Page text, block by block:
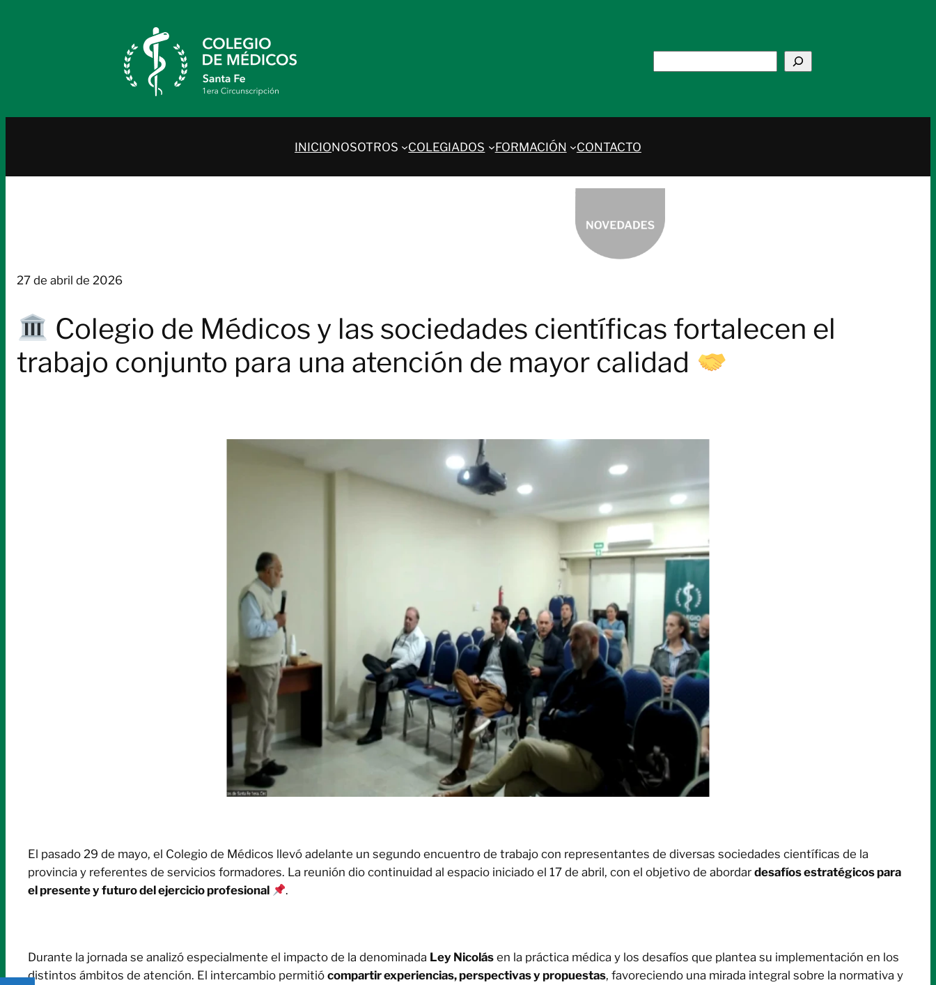
INICIONOSOTROS COLEGIADOS FORMACIÓN CONTACTO
27 de abril de 2026
Colegio de Médicos y las sociedades científicas fortalecen el
trabajo conjunto para una atención de mayor calidad
El pasado 29 de mayo, el Colegio de Médicos llevó adelante un segundo encuentro de trabajo con representantes de diversas sociedades científicas de la
provincia y referentes de servicios formadores. La reunión dio continuidad al espacio iniciado el 17 de abril, con el objetivo de abordar desafíos estratégicos para
el presente y futuro del ejercicio profesional
.
Durante la jornada se analizó especialmente el impacto de la denominada Ley Nicolás en la práctica médica y los desafíos que plantea su implementación en los
distintos ámbitos de atención. El intercambio permitió compartir experiencias, perspectivas y propuestas, favoreciendo una mirada integral sobre la normativa y